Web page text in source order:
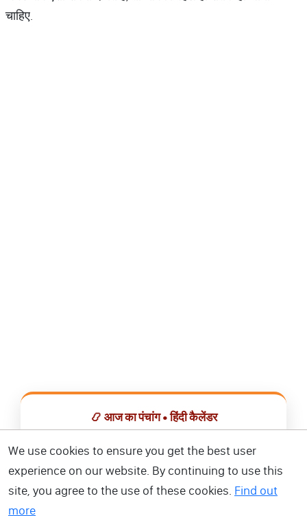
चाहिए.
📿 आज का पंचांग • हिंदी कैलेंडर
📅 हिंदी कैलेंडर ऐप डाउनलोड करें
We use cookies to ensure you get the best user
experience on our website. By continuing to use this
site, you agree to the use of these cookies. Find out
more